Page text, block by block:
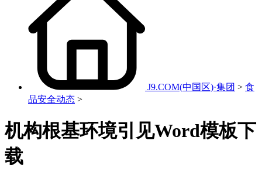
J9.COM(中国区)·集团 > 食
品安全动态 >
机构根基环境引见Word模板下
载